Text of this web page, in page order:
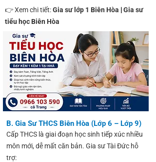
👉 Xem chi tiết:Gia sư lớp 1 Biên Hòa |Gia sư
tiểu học Biên Hòa
B. Gia Sư THCS Biên Hòa (Lớp 6 – Lớp 9)
Cấp THCS là giai đoạn học sinh tiếp xúc nhiều
môn mới, dễ mất căn bản. Gia sư Tài Đức hỗ
trợ: